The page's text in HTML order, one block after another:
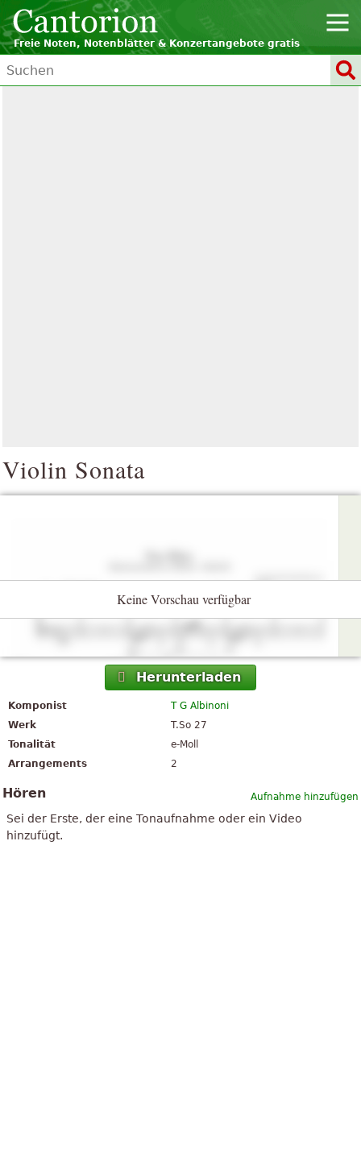
Freie Noten, Notenblätter & Konzertangebote gratis
Violin Sonata
Keine Vorschau verfügbar
Herunterladen
Komponist
T G Albinoni
Werk
T.So 27
Tonalität
e-Moll
Arrangements
2
Aufnahme hinzufügen
Hören
Sei der Erste, der eine Tonaufnahme oder ein Video
hinzufügt.